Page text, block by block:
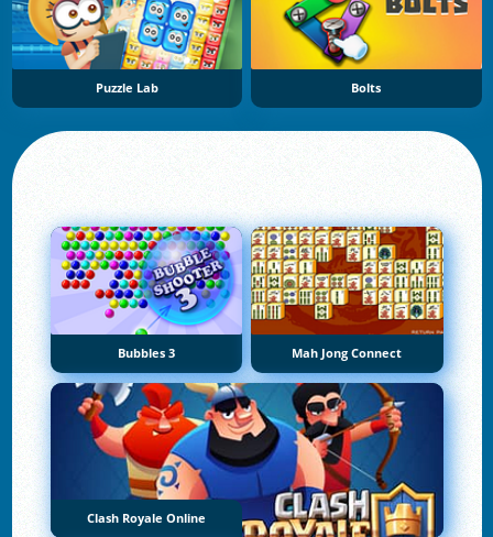
Puzzle Lab Bolts
Bubbles 3 Mah Jong Connect
Clash Royale Online